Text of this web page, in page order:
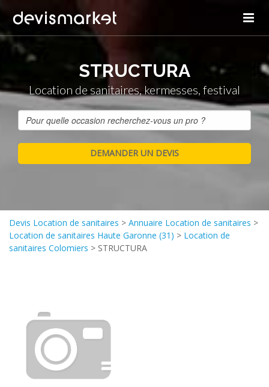
STRUCTURA
Location de sanitaires, kermesses, festival
Devis Location de sanitaires > Annuaire Location de sanitaires >
Location de sanitaires Haute Garonne (31) > Location de
sanitaires Colomiers > STRUCTURA